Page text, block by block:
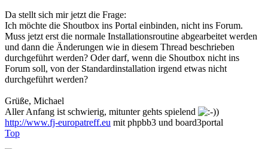
Da stellt sich mir jetzt die Frage:
Ich möchte die Shoutbox ins Portal einbinden, nicht ins Forum.
Muss jetzt erst die normale Installationsroutine abgearbeitet werden
und dann die Änderungen wie in diesem Thread beschrieben
durchgeführt werden? Oder darf, wenn die Shoutbox nicht ins
Forum soll, von der Standardinstallation irgend etwas nicht
durchgeführt werden?
Grüße, Michael
Aller Anfang ist schwierig, mitunter gehts spielend
)
http://www.fj-europatreff.eu mit phpbb3 und board3portal
Top